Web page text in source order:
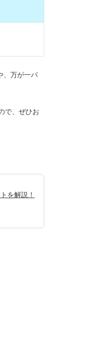
、万が一パ
で、ぜひお
を解説！